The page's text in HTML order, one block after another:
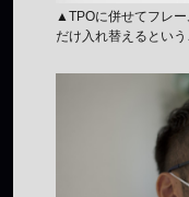
▲TPOに併せてフレ
だけ入れ替えるとい